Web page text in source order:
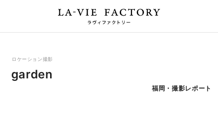
ロケーション撮影
garden
福岡・撮影レポート